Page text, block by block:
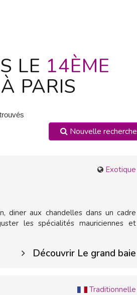
LE 14ÈME
PARIS
Nouvelle recherche
Exotique
diner aux chandelles dans un cadre
les spécialités mauriciennes et
Découvrir Le grand baie
Traditionnelle